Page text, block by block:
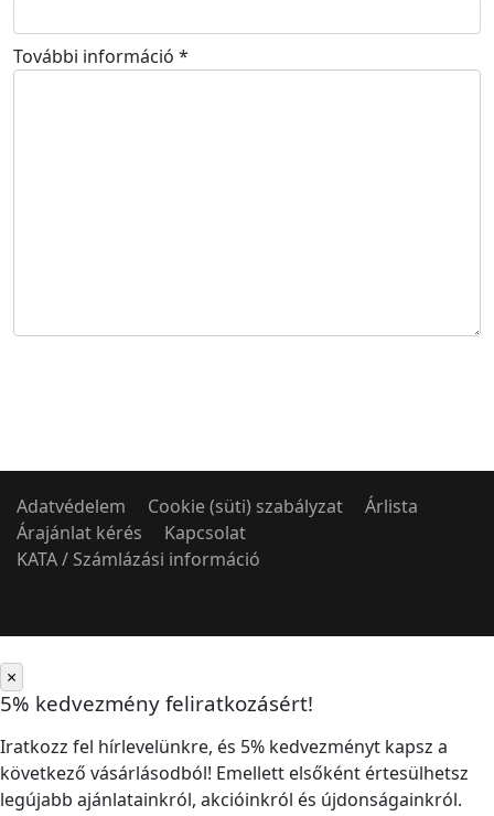
További információ *
Adatvédelem Cookie (süti) szabályzat
Árlista
Árajánlat kérés
Kapcsolat
KATA / Számlázási információ
×
5% kedvezmény feliratkozásért!
Iratkozz fel hírlevelünkre, és 5% kedvezményt kapsz a
következő vásárlásodból! Emellett elsőként értesülhetsz
legújabb ajánlatainkról, akcióinkról és újdonságainkról.